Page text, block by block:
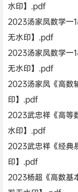
水印】.pdf
2023汤家凤数学一
无水印】.pdf
2023汤家凤数学一
无水印】.pdf
2023汤家凤《高数
印】.pdf
2023武忠祥《高等
水印】.pdf
2023武忠祥《经典
印】.pdf
2023杨超《高数基